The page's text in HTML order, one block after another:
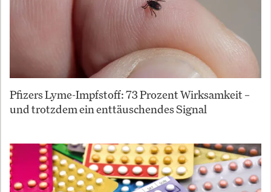
Pfizers Lyme-Impfstoff: 73 Prozent Wirksamkeit –
und trotzdem ein enttäuschendes Signal